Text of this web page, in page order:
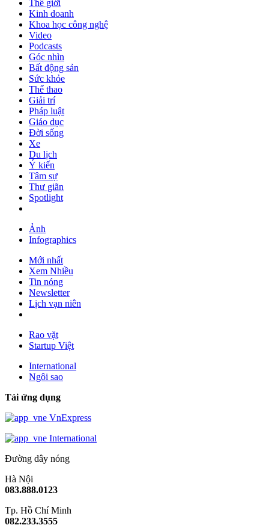
Thế giới
Kinh doanh
Khoa học công nghệ
Video
Podcasts
Góc nhìn
Bất động sản
Sức khỏe
Thể thao
Giải trí
Pháp luật
Giáo dục
Đời sống
Xe
Du lịch
Ý kiến
Tâm sự
Thư giãn
Spotlight
Ảnh
Infographics
Mới nhất
Xem Nhiều
Tin nóng
Newsletter
Lịch vạn niên
Rao vặt
Startup Việt
International
Ngôi sao
Tải ứng dụng
VnExpress
International
Đường dây nóng
Hà Nội
083.888.0123
Tp. Hồ Chí Minh
082.233.3555